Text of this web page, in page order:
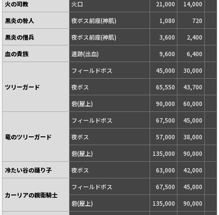
火の司教
火口 21,000
14,000
黒炎の咎人
夜ボス前座(神肌) 1,080
720
黒炎の僧兵
夜ボス前座(神肌) 3,600
2,400
血の貴族
遺跡(出血) 9,600 6,400
ツリーガード
フィールドボス 45,000
30,000
夜ボス
65,550
43,700
砦(屋上)
90,000 60,000
竜のツリーガード
フィールドボス 67,500
45,000
夜ボス
57,000
38,000
砦(屋上)
135,000
90,000
冷たい谷の踊り子
夜ボス 63,000 42,000
カーリアの親衛騎士
フィールドボス 67,500
45,000
砦(屋上)
135,000 90,000